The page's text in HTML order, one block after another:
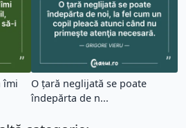
îmi
O ţară neglijată se poate
îndepărta de n...